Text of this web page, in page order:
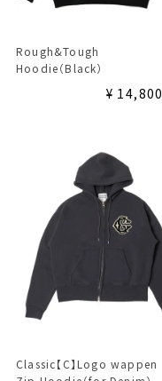
Rough&Tough
Hoodie（Black）
¥ 14,800
Classic【C】Logo wappen